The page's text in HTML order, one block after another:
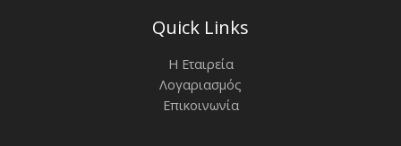
Quick Links
Η Εταιρεία
Λογαριασμός
Επικοινωνία